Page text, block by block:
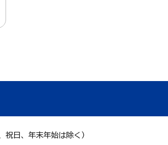
日、年末年始は除く）